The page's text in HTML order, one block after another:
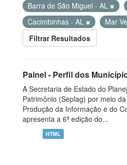
Barra de São Miguel - AL
Cacimbinhas - AL
Mar
Filtrar Resultados
Painel - Perfil dos
A Secretaria de Estado do
Patrimônio (Seplag) por meio
Produção da Informação e do
apresenta a 6ª edição do...
HTML